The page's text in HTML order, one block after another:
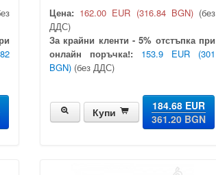
Цена: 162.00 EUR (316.84 BGN)(без
ДДС)
За крайни кленти - 5% отстъпка при
онлайн поръчка!:
153.9 EUR
(301
BGN) (без ДДС)
Купи
184.68 EUR
361.20 BGN